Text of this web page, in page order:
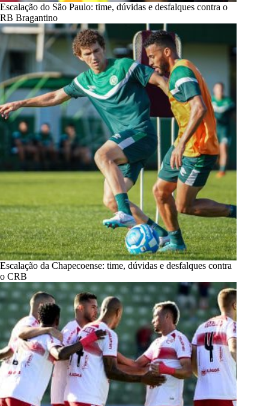
Escalação do São Paulo: time, dúvidas e desfalques contra o
RB Bragantino
Escalação da Chapecoense: time, dúvidas e desfalques contra
o CRB